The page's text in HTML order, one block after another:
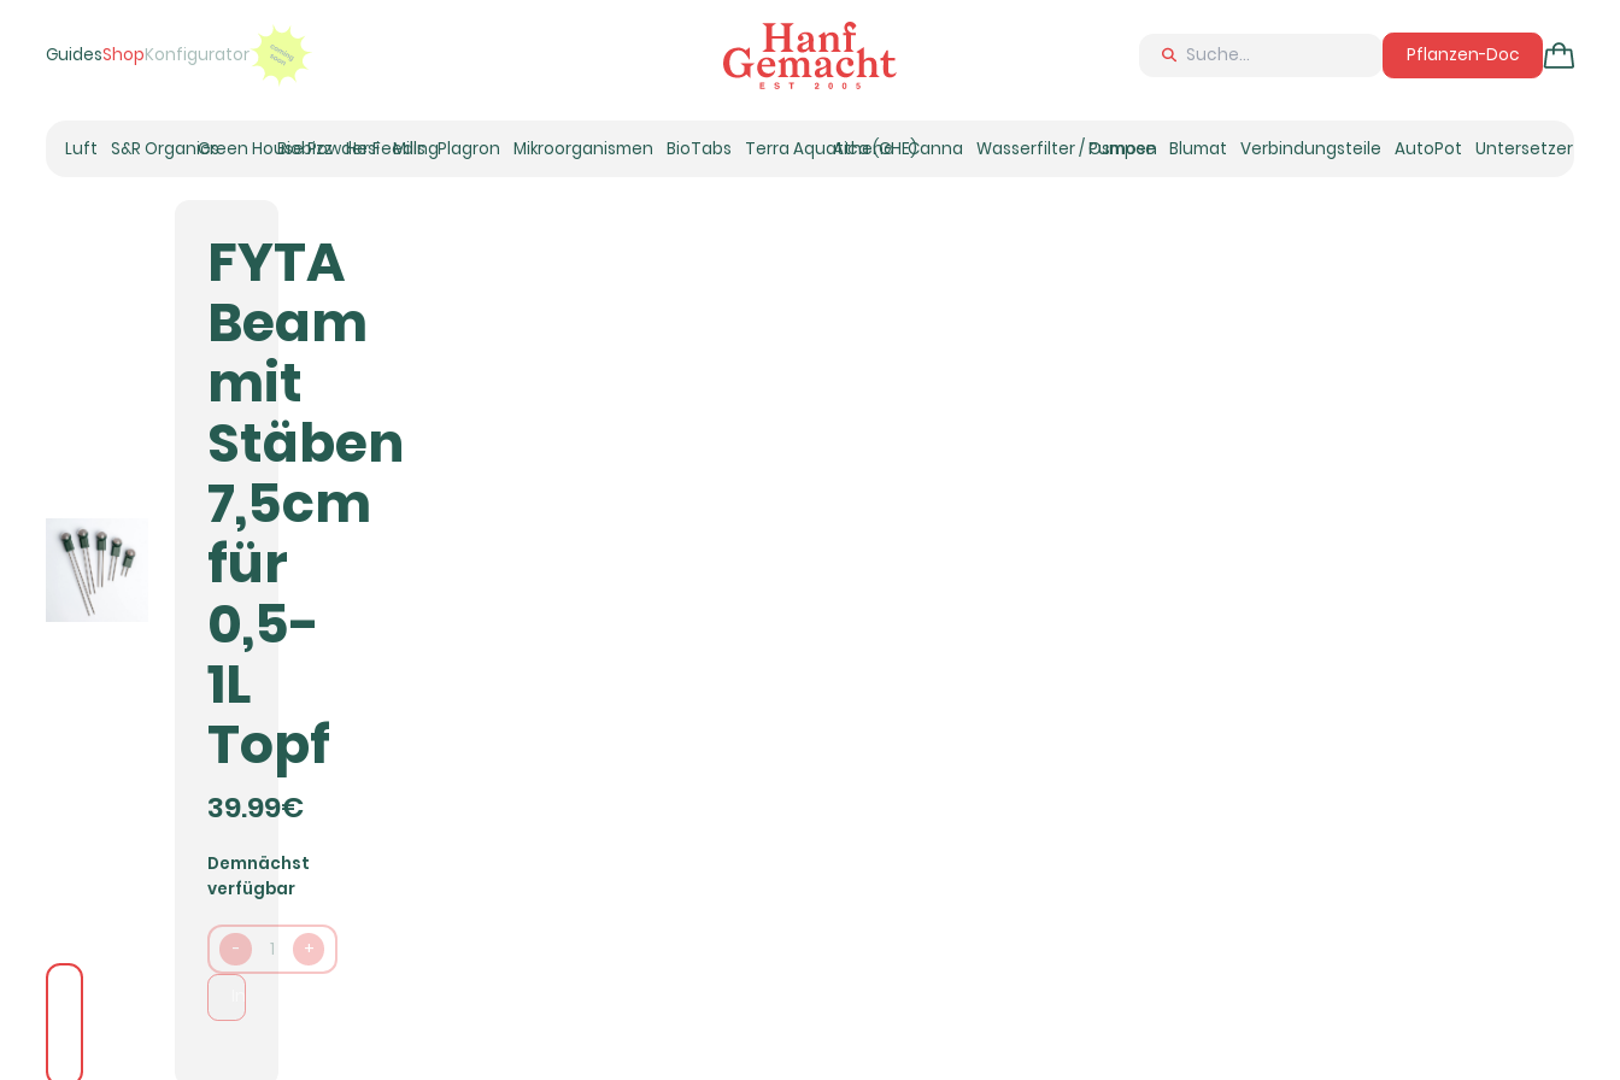
GuidesShopKonfigurator Pflanzen-Doc
Luft
Umluft-Ventilatoren
Rohrventilatoren
Luftentfeuchter
S&R OrganicsGreen House Powder Feeding
Biobizz Hesi Mills Plagron Mikroorganismen BioTabs Terra Aquatica (GHE)
Athena Canna Wasserfilter / Osmose
Pumpen Blumat Verbindungsteile AutoPot Untersetzer
FYTA
Beam
mit
Stäben
7,5cm
für
0,5-
1L
Topf
39.99€
Demnächst
verfügbar
- 1 +